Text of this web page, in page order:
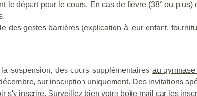
le départ pour le cours. En cas de fièvre (38° ou
des gestes barrières (explication à leur enfant,
suspension, des cours supplémentaires au
sur inscription uniquement. Des invitations
s'y inscrire. Surveillez bien votre boîte mail car les